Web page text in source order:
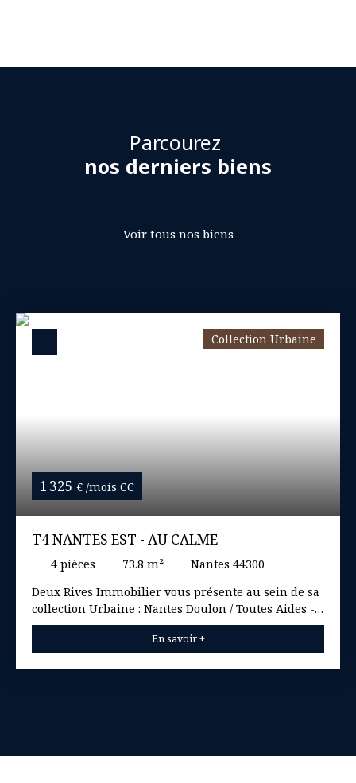
Parcourez
nos derniers biens
Voir tous nos biens
1 325 € /mois CC
Collection Urbaine
T4 NANTES EST - AU CALME
4 pièces 73.8 m²
Nantes 44300
Deux Rives Immobilier vous présente au sein de sa
collection Urbaine : Nantes Doulon / Toutes Aides -
Appartement 3 ou 4 chambres situé en rez-de-
chaussée-de-chaussée. Collocation acceptée A la
un salon-séjour et un espace nuit offrant trois
En savoir +